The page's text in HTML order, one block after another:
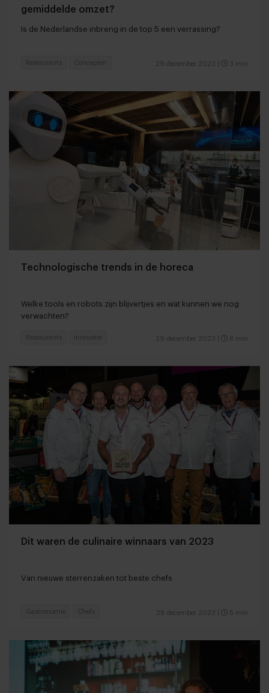
gemiddelde omzet?
Is de Nederlandse inbreng in de top 5 een verrassing?
29 december 2023 3 min
Restaurants Concepten
Technologische trends in de horeca
Welke tools en robots zijn blijvertjes en wat kunnen we nog
verwachten?
29 december 2023 8 min
Restaurants Innovatie
Dit waren de culinaire winnaars van 2023
Van nieuwe sterrenzaken tot beste chefs
28 december 2023 5 min
Gastronomie Chefs